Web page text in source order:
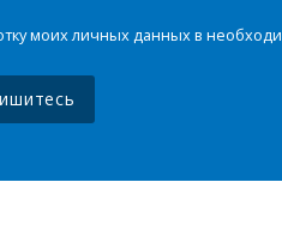
моих личных данных в